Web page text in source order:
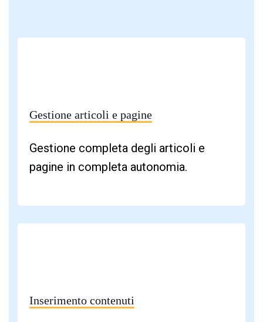
Gestione articoli e pagine
Gestione completa degli articoli e
pagine in completa autonomia.
Inserimento contenuti